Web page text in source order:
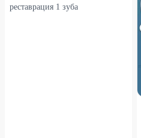
реставрация 1 зуба